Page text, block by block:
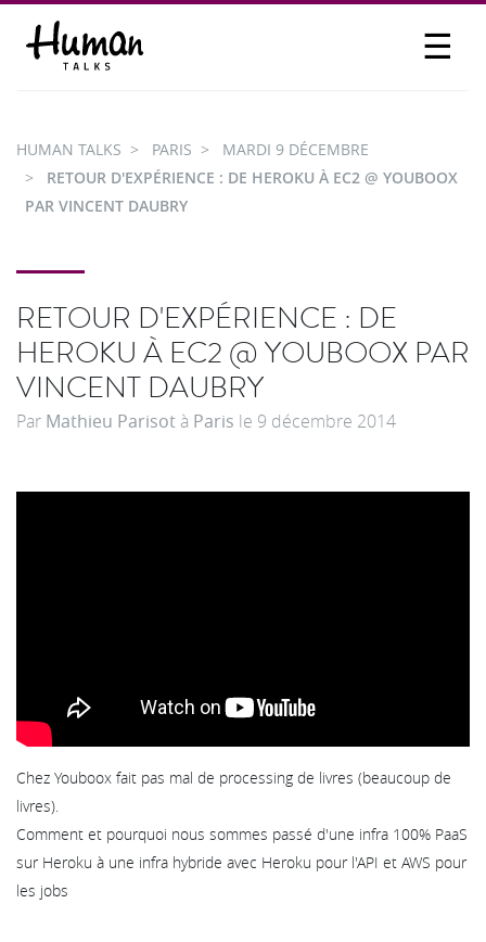
☰
PARTICIPER
HUMAN TALKS PARIS
MARDI 9 DÉCEMBRE
RETOUR D'EXPÉRIENCE : DE HEROKU À EC2 @ YOUBOOX
PAR VINCENT DAUBRY
RETOUR D'EXPÉRIENCE : DE
HEROKU À EC2 @ YOUBOOX PAR
VINCENT DAUBRY
Par Mathieu Parisot à Paris le 9 décembre 2014
Chez Youboox fait pas mal de processing de livres (beaucoup de
livres).
Comment et pourquoi nous sommes passé d'une infra 100% PaaS
sur Heroku à une infra hybride avec Heroku pour l'API et AWS pour
les jobs